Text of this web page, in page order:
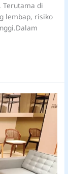
Terutama di
lembap, risiko